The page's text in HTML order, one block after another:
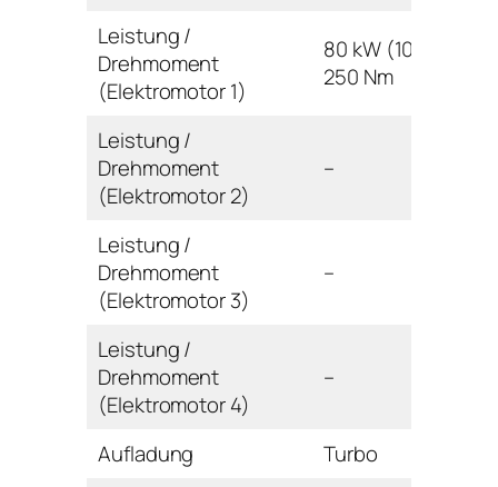
Leistung /
Drehmoment
(Elektromotor 1)
80 kW (109 PS) /
250 Nm
Leistung /
Drehmoment
(Elektromotor 2)
–
Leistung /
Drehmoment
(Elektromotor 3)
–
Leistung /
Drehmoment
(Elektromotor 4)
–
Aufladung
Turbo